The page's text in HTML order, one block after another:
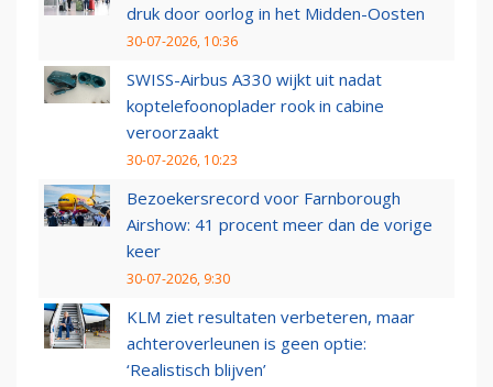
druk door oorlog in het Midden-Oosten
30-07-2026, 10:36
SWISS-Airbus A330 wijkt uit nadat
koptelefoonoplader rook in cabine
veroorzaakt
30-07-2026, 10:23
Bezoekersrecord voor Farnborough
Airshow: 41 procent meer dan de vorige
keer
30-07-2026, 9:30
KLM ziet resultaten verbeteren, maar
achteroverleunen is geen optie:
‘Realistisch blijven’